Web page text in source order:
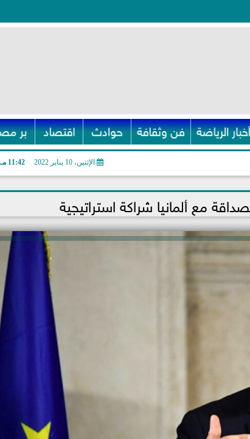
أخبار الرياضة فن وثقافة حوادث اقتصاد بر
الإثنين، 10 يناير 2022 11:42 مـ
مع ألمانيا شراكة استراتيجية